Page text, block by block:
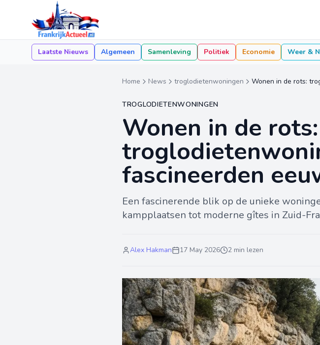
Laatste Nieuws Algemeen Samenleving Politiek Economie Weer &
Home News troglodietenwoningen Wonen in de rots:
TROGLODIETENWONINGEN
Wonen in de rots:
fascineerden
Een fascinerende blik op de unieke
kampplaatsen tot moderne gîtes in Zuid-
Alex Hakman 17 May 2026 2 min lezen